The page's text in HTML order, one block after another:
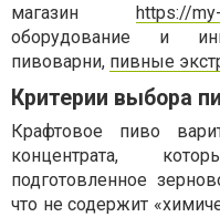
магазин https://
оборудование и
пивоварни, пивные
Критерии выбора
Крафтовое пиво
концентрата,
подготовленное
что не содержит